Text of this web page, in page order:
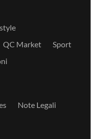
QC Market
Sport
Note Legali